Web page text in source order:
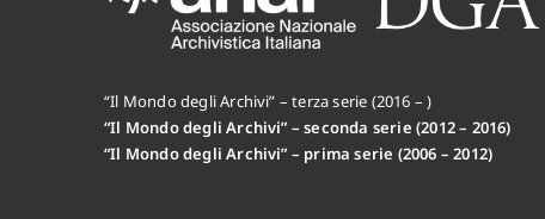
“Il Mondo degli Archivi” – terza serie (2016 – )
“Il Mondo degli Archivi” – seconda serie (2012 – 2016)
“Il Mondo degli Archivi” – prima serie (2006 – 2012)